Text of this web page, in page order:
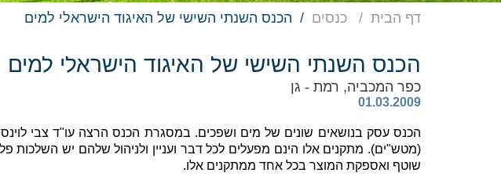
דף הבית כנסים הכנס השנתי השישי של האיגוד הישראלי למים
הכנס השנתי השישי של האיגוד הישראלי למים
כפר המכביה, רמת - גן
‎ 01.03.2009
הכנס עסק בנושאים שונים של מים ושפכים. במסגרת הכנס הרצה עו"ד צבי
(מטש"ים). מתקנים אלו הינם מפעלים לכל דבר ועניין ולניהול שלהם יש השלכות
שוטף ואספקת המוצר בכל אחד ממתקנים אלו.